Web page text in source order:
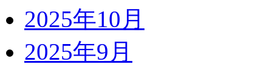
2025年10月
2025年9月